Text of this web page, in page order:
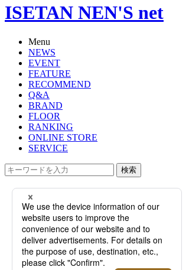
ISETAN NEN'S net
Menu
NEWS
EVENT
FEATURE
RECOMMEND
Q&A
BRAND
FLOOR
RANKING
ONLINE STORE
SERVICE
検索
TOP
PHOTO
注目すべきドイツ時計！＜ラング＆
ハイネ＞＜モリッツ・グロスマン＞
の細部にこだわり抜いたものづくり
とは